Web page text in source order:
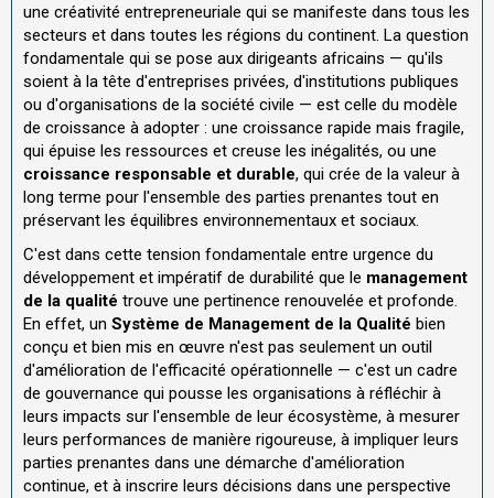
une créativité entrepreneuriale qui se manifeste dans tous les
secteurs et dans toutes les régions du continent. La question
fondamentale qui se pose aux dirigeants africains — qu'ils
soient à la tête d'entreprises privées, d'institutions publiques
ou d'organisations de la société civile — est celle du modèle
de croissance à adopter : une croissance rapide mais fragile,
qui épuise les ressources et creuse les inégalités, ou une
croissance responsable et durable, qui crée de la valeur à
long terme pour l'ensemble des parties prenantes tout en
préservant les équilibres environnementaux et sociaux.
C'est dans cette tension fondamentale entre urgence du
développement et impératif de durabilité que le management
de la qualité trouve une pertinence renouvelée et profonde.
En effet, un Système de Management de la Qualité bien
conçu et bien mis en œuvre n'est pas seulement un outil
d'amélioration de l'efficacité opérationnelle — c'est un cadre
de gouvernance qui pousse les organisations à réfléchir à
leurs impacts sur l'ensemble de leur écosystème, à mesurer
leurs performances de manière rigoureuse, à impliquer leurs
parties prenantes dans une démarche d'amélioration
continue, et à inscrire leurs décisions dans une perspective